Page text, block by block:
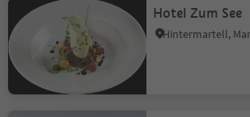
Hotel Zum See
Hintermartell,